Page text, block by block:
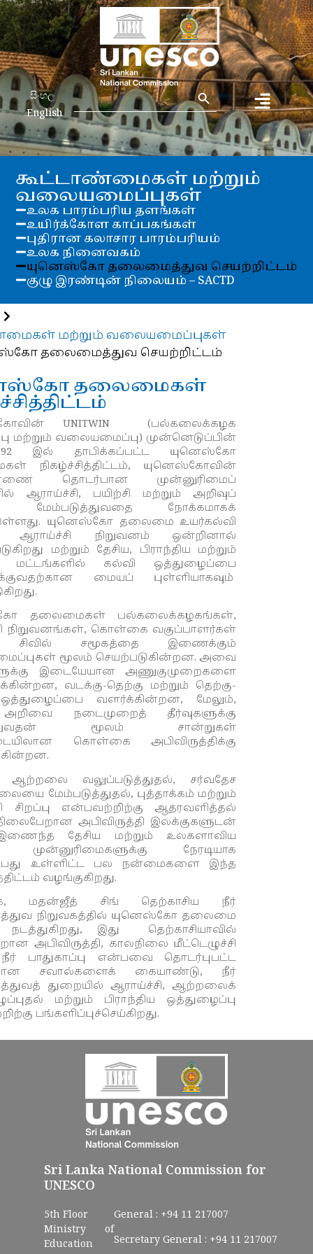
සිංහල
English
Search
for:
Search Button
கூட்டாண்மைகள் மற்றும்
வலையமைப்புகள்
உலக பாரம்பரிய தளங்கள்
உயிர்க்கோள காப்பகங்கள்
புதிரான கலாசார பாரம்பரியம்
உலக நினைவகம்
யுனெஸ்கோ தலைமைத்துவ செயற்றிட்டம்
குழு இரண்டின் நிலையம் – SACTD
மற்றும் வலையமைப்புகள்
தலைமைத்துவ செயற்றிட்டம்
தலைமைகள்
UNITWIN(பல்கலைக்கழக
மற்றும் வலையமைப்பு) முன்னெடுப்பின்
இல் தாபிக்கப்பட்ட யுனெஸ்கோ
நிகழ்ச்சித்திட்டம், யுனெஸ்கோவின்
தொடர்பான முன்னுரிமைப்
ஆராய்ச்சி, பயிற்சி மற்றும் அறிவுப்
மேம்படுத்துவதை நோக்கமாகக்
யுனெஸ்கோ தலைமை உயர்கல்வி
ஆராய்ச்சி நிறுவனம் ஒன்றினால்
மற்றும் தேசிய, பிராந்திய மற்றும்
மட்டங்களில் கல்வி ஒத்துழைப்பை
மையப் புள்ளியாகவும்
தலைமைகள் பல்கலைக்கழகங்கள்,
நிறுவனங்கள், கொள்கை வகுப்பாளர்கள்
சிவில் சமூகத்தை இணைக்கும்
மூலம் செயற்படுகின்றன. அவை
இடையேயான அணுகுமுறைகளை
வடக்கு-தெற்கு மற்றும் தெற்கு-
வளர்க்கின்றன, மேலும்,
நடைமுறைத் தீர்வுகளுக்கு
மூலம் சான்றுகள்
கொள்கை அபிவிருத்திக்கு
ஆற்றலை வலுப்படுத்துதல், சர்வதேச
மேம்படுத்துதல், புத்தாக்கம் மற்றும்
சிறப்பு என்பவற்றிற்கு ஆதரவளித்தல்
அபிவிருத்தி இலக்குகளுடன்
தேசிய மற்றும் உலகளாவிய
முன்னுரிமைகளுக்கு நேரடியாக
உள்ளிட்ட பல நன்மைகளை இந்த
வழங்குகிறது.
மதன்ஜீத் சிங் தெற்காசிய நீர்
நிறுவகத்தில் யுனெஸ்கோ தலைமை
இது தெற்காசியாவில்
அபிவிருத்தி, காலநிலை மீட்டெழுச்சி
பாதுகாப்பு என்பவை தொடர்புபட்ட
சவால்களைக் கையாண்டு, நீர்
துறையில் ஆராய்ச்சி, ஆற்றலைக்
மற்றும் பிராந்திய ஒத்துழைப்பு
பங்களிப்புச்செய்கிறது.
Sri Lanka National Commission for
UNESCO
5th Floor
Ministry of
Education
General : +94 11 217007
Secretary General : +94 11 217007